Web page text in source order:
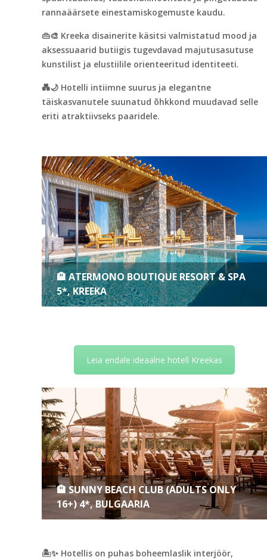
rannaäärsete einestamiskogemuste kaudu.
👜🎨 Kreeka disainerite käsitsi valmistatud mood ja
aksessuaarid butiigis tugevdavad majutusasutuse
kunstilist ja elustiilile orienteeritud identiteeti.
💑🌙 Hotelli intiimne suurus ja elegantne
täiskasvanutele suunatud õhkkond muudavad selle
eriti atraktiivseks paaridele.
🏨 ATERMONO BOUTIQUE RESORT & SPA
5*, KREEKA
Leia endale ideaalne hotell Kreekas
🏨 SUNNY BEACH CLUB (ADULTS ONLY
16+) 4*, BULGAARIA
🏝️✨ Hotellis on puhas boheemlaslik interjöör,